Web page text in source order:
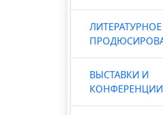
ЛИТЕРАТУРНОЕ
ВЫСТАВКИ И
КОНФЕРЕНЦИИ